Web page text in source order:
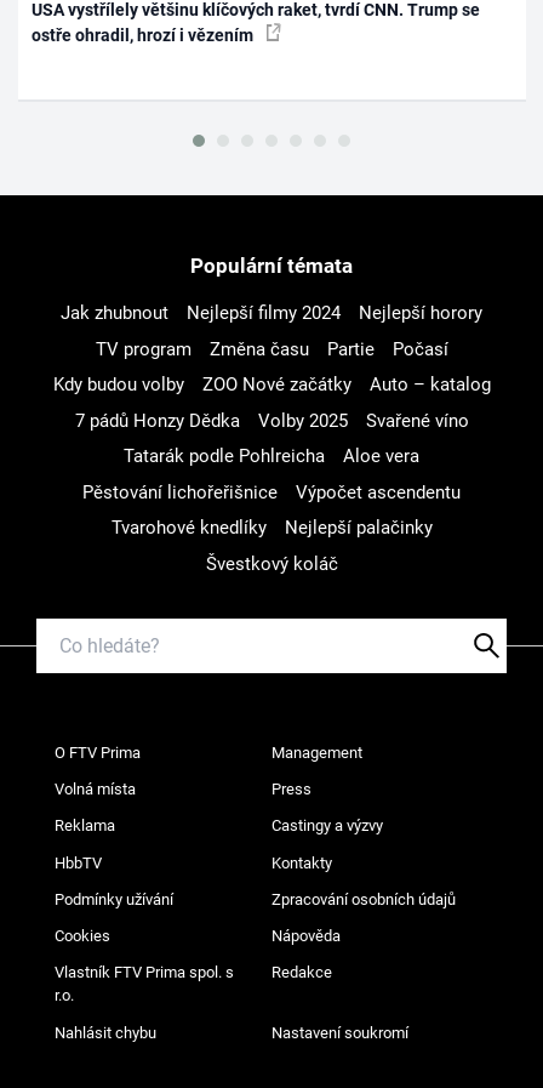
USA vystřílely většinu klíčových raket, tvrdí CNN. Trump se
ostře ohradil, hrozí i vězením
Populární témata
Jak zhubnout Nejlepší filmy 2024
Nejlepší horory
TV program
Změna času Partie
Počasí
Kdy budou volby
ZOO Nové začátky
Auto – katalog
7 pádů Honzy Dědka
Volby 2025
Svařené víno
Tatarák podle Pohlreicha
Aloe vera
Pěstování lichořeřišnice
Výpočet ascendentu
Tvarohové knedlíky
Nejlepší palačinky
Švestkový koláč
O FTV Prima Management
Volná místa Press
Reklama Castingy a výzvy
HbbTV Kontakty
Podmínky užívání Zpracování osobních údajů
Cookies Nápověda
Vlastník FTV Prima spol. s
r.o.
Redakce
Nahlásit chybu Nastavení soukromí